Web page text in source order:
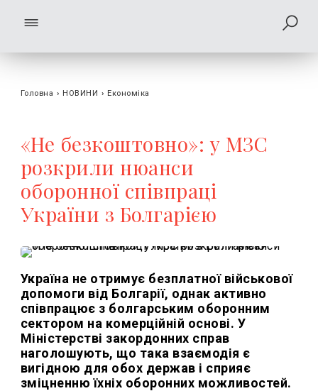
Головна › НОВИНИ › Економіка
«Не безкоштовно»: у МЗС
розкрили нюанси
оборонної співпраці
України з Болгарією
Україна не отримує безплатної військової
допомоги від Болгарії, однак активно
співпрацює з болгарським оборонним
сектором на комерційній основі. У
Міністерстві закордонних справ
наголошують, що така взаємодія є
вигідною для обох держав і сприяє
зміцненню їхніх оборонних можливостей.